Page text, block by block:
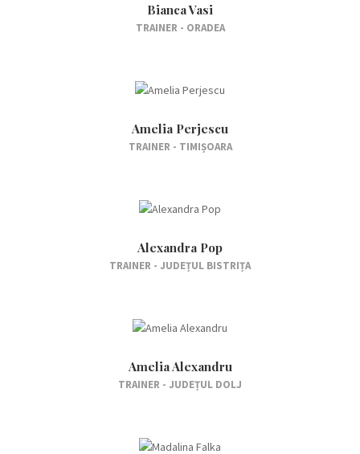
Bianca Vasi
TRAINER - ORADEA
Amelia Perjescu
TRAINER - TIMIȘOARA
Alexandra Pop
TRAINER - JUDEȚUL BISTRIȚA
Amelia Alexandru
TRAINER - JUDEȚUL DOLJ